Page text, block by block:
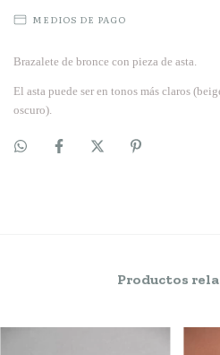
MEDIOS DE PAGO
Brazalete de bronce con pieza de asta.
El asta puede ser en tonos más claros
oscuro).
Productos